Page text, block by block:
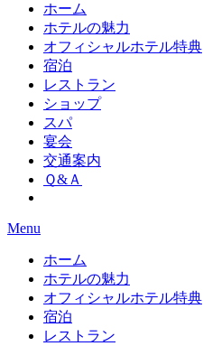
ホーム
ホテルの魅力
オフィシャルホテル特典
宿泊
レストラン
ショップ
スパ
宴会
交通案内
Ｑ&Ａ
Menu
ホーム
ホテルの魅力
オフィシャルホテル特典
宿泊
レストラン